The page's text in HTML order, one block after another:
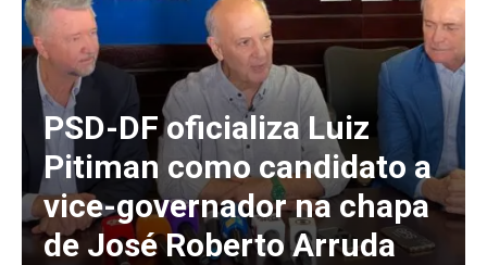
PSD-DF oficializa Luiz
Pitiman como candidato a
vice-governador na chapa
de José Roberto Arruda